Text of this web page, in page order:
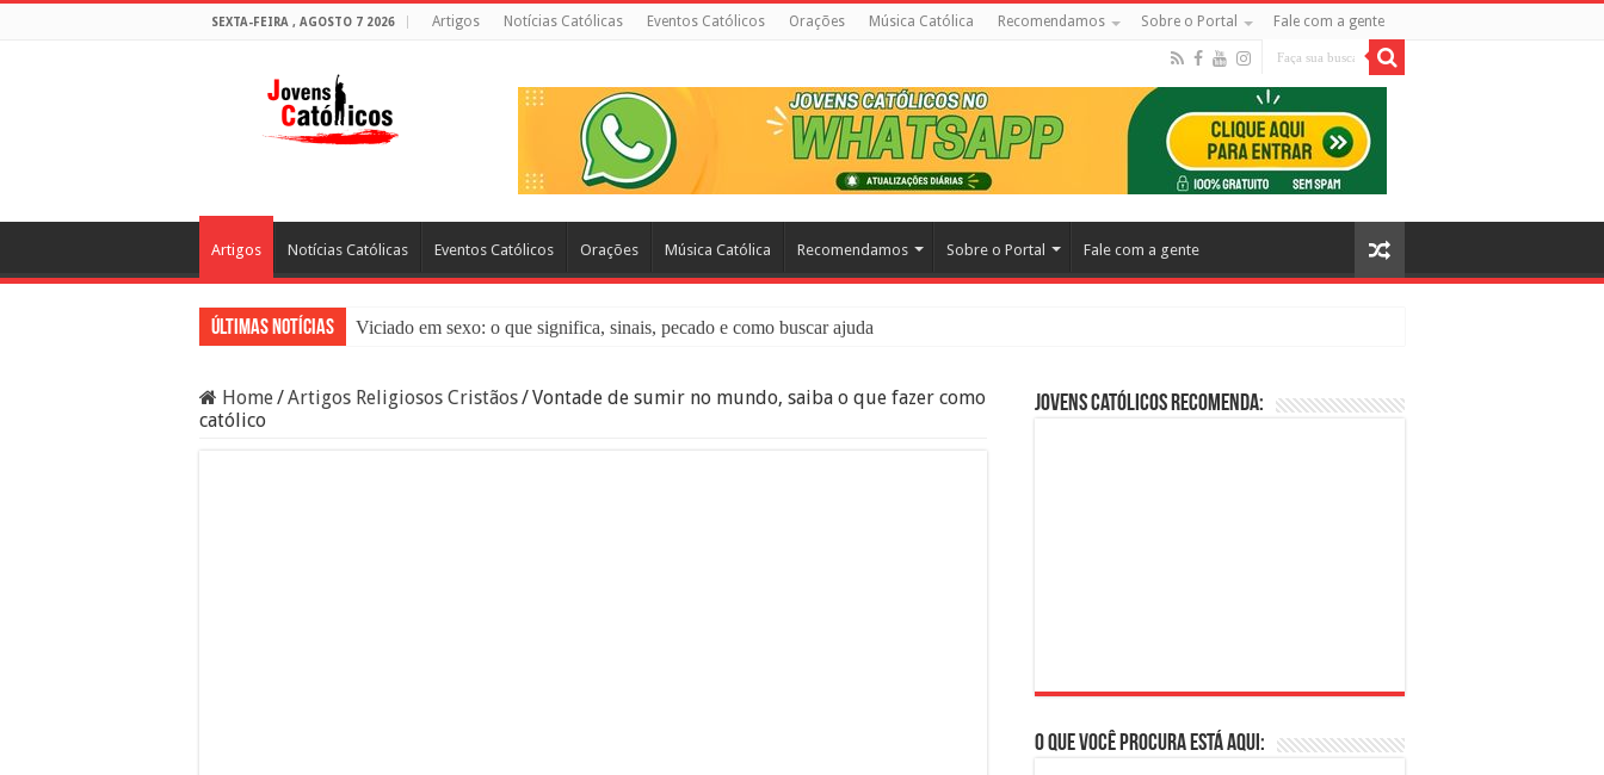
SEXTA-FEIRA , AGOSTO 7 2026 Artigos Notícias Católicas Eventos Católicos Orações Música Católica Recomendamos Sobre o Portal Fale com a gente
Artigos Notícias Católicas Eventos Católicos Orações Música Católica Recomendamos Sobre o Portal Fale com a gente
Últimas Notícias
Viciado em sexo: o que significa, sinais, pecado e como buscar ajuda
Filme Sagrado Coração – Seu Reino Não Terá Fim: O Documentário Que Vai Tocar os Católicos no Cinema
Home/Artigos Religiosos Cristãos/Vontade de sumir no mundo, saiba o que fazer como
católico
Jovens Católicos Recomenda:
O que você procura está aqui: